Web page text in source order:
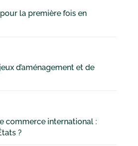
la première fois en
d’aménagement et de
commerce international :
?